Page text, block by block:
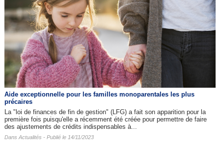
Aide exceptionnelle pour les familles monoparentales les plus
précaires
La "loi de finances de fin de gestion" (LFG) a fait son apparition pour la
première fois puisqu'elle a récemment été créée pour permettre de faire
des ajustements de crédits indispensables à...
Dans Actualités - Publié le 14/11/2023